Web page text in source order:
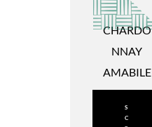
CHARDO
NNAY
AMABILE
S
C